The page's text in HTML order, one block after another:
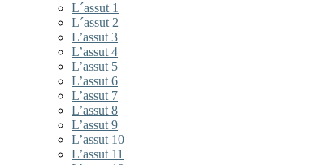
L´assut 1
L´assut 2
L’assut 3
L’assut 4
L’assut 5
L’assut 6
L’assut 7
L’assut 8
L’assut 9
L’assut 10
L’assut 11